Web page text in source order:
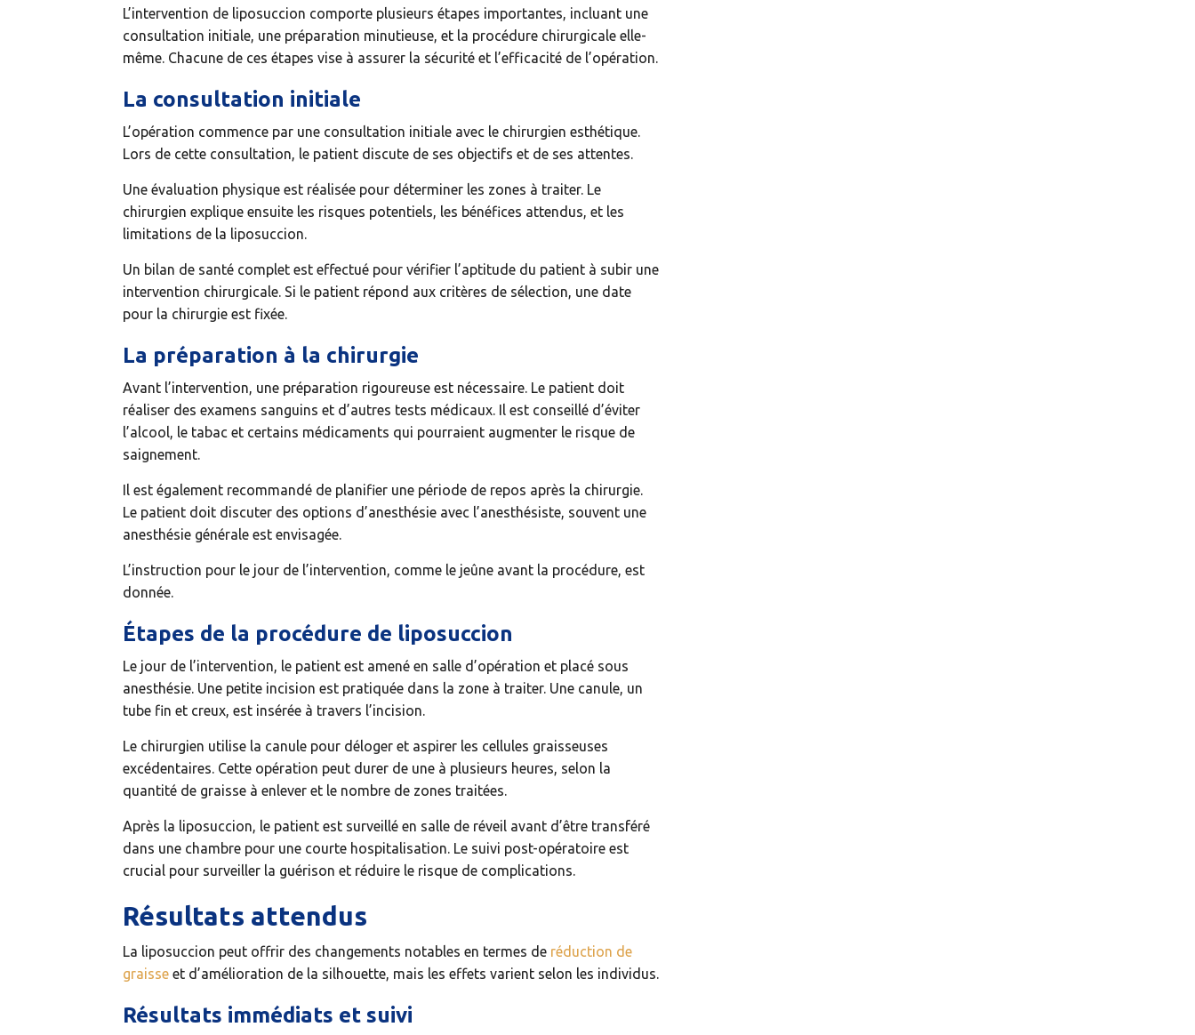
L’intervention de liposuccion comporte plusieurs étapes importantes, incluant une
consultation initiale, une préparation minutieuse, et la procédure chirurgicale elle-
même. Chacune de ces étapes vise à assurer la sécurité et l’efficacité de l’opération.
La consultation initiale
L’opération commence par une consultation initiale avec le chirurgien esthétique.
Lors de cette consultation, le patient discute de ses objectifs et de ses attentes.
Une évaluation physique est réalisée pour déterminer les zones à traiter. Le
chirurgien explique ensuite les risques potentiels, les bénéfices attendus, et les
limitations de la liposuccion.
Un bilan de santé complet est effectué pour vérifier l’aptitude du patient à subir une
intervention chirurgicale. Si le patient répond aux critères de sélection, une date
pour la chirurgie est fixée.
La préparation à la chirurgie
Avant l’intervention, une préparation rigoureuse est nécessaire. Le patient doit
réaliser des examens sanguins et d’autres tests médicaux. Il est conseillé d’éviter
l’alcool, le tabac et certains médicaments qui pourraient augmenter le risque de
saignement.
Il est également recommandé de planifier une période de repos après la chirurgie.
Le patient doit discuter des options d’anesthésie avec l’anesthésiste, souvent une
anesthésie générale est envisagée.
L’instruction pour le jour de l’intervention, comme le jeûne avant la procédure, est
donnée.
Étapes de la procédure de liposuccion
Le jour de l’intervention, le patient est amené en salle d’opération et placé sous
anesthésie. Une petite incision est pratiquée dans la zone à traiter. Une canule, un
tube fin et creux, est insérée à travers l’incision.
Le chirurgien utilise la canule pour déloger et aspirer les cellules graisseuses
excédentaires. Cette opération peut durer de une à plusieurs heures, selon la
quantité de graisse à enlever et le nombre de zones traitées.
Après la liposuccion, le patient est surveillé en salle de réveil avant d’être transféré
dans une chambre pour une courte hospitalisation. Le suivi post-opératoire est
crucial pour surveiller la guérison et réduire le risque de complications.
Résultats attendus
La liposuccion peut offrir des changements notables en termes de réduction de
graisse et d’amélioration de la silhouette, mais les effets varient selon les individus.
Résultats immédiats et suivi